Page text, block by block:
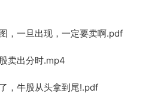
，一旦出现，一定要卖啊.pdf
卖出分时.mp4
，牛股从头拿到尾!.pdf